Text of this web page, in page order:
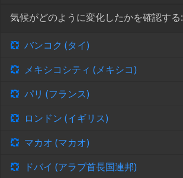
気候がどのように変化したかを確認する:
バンコク (タイ)
メキシコシティ (メキシコ)
パリ (フランス)
ロンドン (イギリス)
マカオ (マカオ)
ドバイ (アラブ首長国連邦)